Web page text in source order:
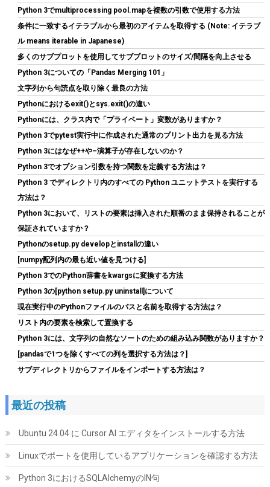
(546393) GBP 7.69 (2026-08-09 04:05 GMT +09:00 時点 -詳細はこ
ちら)
ARCTIC MX-4 (8g｜ヘラ付属) - 高性能サーマルペースト、CPU・
GPU 対応（PC・PS4・Xbox）、高い熱伝導率、長期耐久性、安
全な塗布、非導電性、非容量性
こちら)
Seagate BarraCuda 3.5インチ 内蔵HDD 8TB PC用
ST8000DM004
Python 3でmultiprocessing pool.mapを複数の引数で使用する方法
条件に一致するイテラブルから最初のアイテムを取得する (Note: イテラブ
ル means iterable in Japanese)
多くのサブプロットを使用してサブプロットのサイズ/間隔を向上させる
Python 3についての「Pandas Merging 101」
文字列から句読点を取り除く最良の方法
Pythonにおけるexit()とsys.exit()の違い
Pythonには、クラス内で「プライベート」変数がありますか？
Python 3でpytest実行中に作成された通常のプリント出力を見る方法
Python 3にはなぜ++や–演算子が存在しないのか？
Python 3でオプション引数を持つ関数を定義する方法は？
Python 3 でディレクトリ内のすべての Python ユニットテストを実行する
方法は？
Python 3において、リストの要素は挿入された順番のまま保持されることが
保証されていますか？
Pythonのsetup.py developとinstallの違い
[numpy配列内の最も近い値を見つける]
Python 3でのPython辞書をkwargsに変換する方法
Python 3の[python setup.py uninstall]について
現在実行中のPythonファイルのパスと名前を取得する方法は？
リスト内の要素を検索して置換する
Python 3には、文字列の自然なソートのための組み込み関数がありますか？
[pandasで1つを除くすべての列を選択する方法は？]
サブディレクトリからファイルをインポートする方法は？
最近の投稿
Ubuntu 24.04 に Cursor AI エディタをインストールする方法
Linuxでポートを使用しているアプリケーションを確認する方法
Python 3におけるSQLAlchemyのIN句